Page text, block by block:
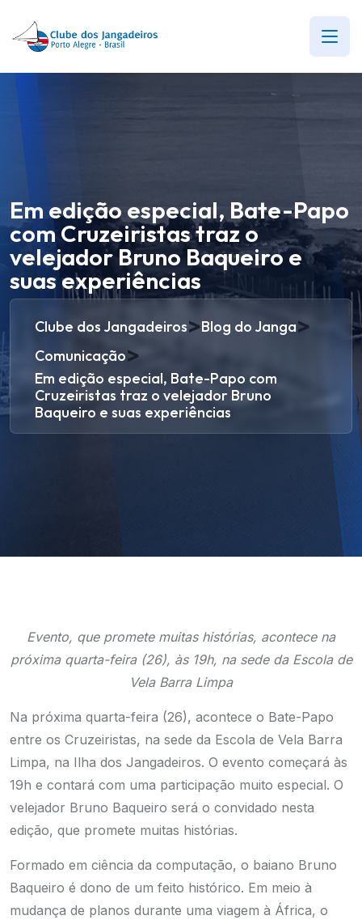
Em edição especial, Bate-Papo
com Cruzeiristas traz o
velejador Bruno Baqueiro e
suas experiências
Clube dos Jangadeiros>Blog do Janga>
Comunicação>
Em edição especial, Bate-Papo com
Cruzeiristas traz o velejador Bruno
Baqueiro e suas experiências
Evento, que promete muitas histórias, acontece na
próxima quarta-feira (26), às 19h, na sede da Escola de
Vela Barra Limpa
Na próxima quarta-feira (26), acontece o Bate-Papo
entre os Cruzeiristas, na sede da Escola de Vela Barra
Limpa, na Ilha dos Jangadeiros. O evento começará às
19h e contará com uma participação muito especial. O
velejador Bruno Baqueiro será o convidado nesta
edição, que promete muitas histórias.
Formado em ciência da computação, o baiano Bruno
Baqueiro é dono de um feito histórico. Em meio à
mudança de planos durante uma viagem à África, o